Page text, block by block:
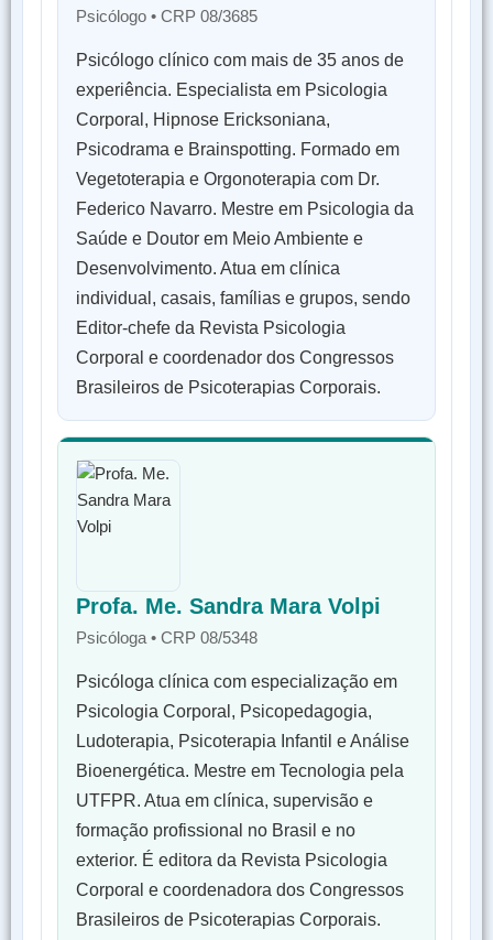
Psicólogo • CRP 08/3685
Psicólogo clínico com mais de 35 anos de
experiência. Especialista em Psicologia
Corporal, Hipnose Ericksoniana,
Psicodrama e Brainspotting. Formado em
Vegetoterapia e Orgonoterapia com Dr.
Federico Navarro. Mestre em Psicologia da
Saúde e Doutor em Meio Ambiente e
Desenvolvimento. Atua em clínica
individual, casais, famílias e grupos, sendo
Editor-chefe da Revista Psicologia
Corporal e coordenador dos Congressos
Brasileiros de Psicoterapias Corporais.
Profa. Me. Sandra Mara Volpi
Psicóloga • CRP 08/5348
Psicóloga clínica com especialização em
Psicologia Corporal, Psicopedagogia,
Ludoterapia, Psicoterapia Infantil e Análise
Bioenergética. Mestre em Tecnologia pela
UTFPR. Atua em clínica, supervisão e
formação profissional no Brasil e no
exterior. É editora da Revista Psicologia
Corporal e coordenadora dos Congressos
Brasileiros de Psicoterapias Corporais.